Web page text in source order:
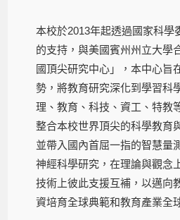
本校於2013年起透過國家科學
的支持，與美國賓州州立大學
國頂尖研究中心」，本中心旨
勢，將教育研究深化到學習科
理、教育、科技、資工、特教
整合本校世界頂尖的科學教育
並帶入國內首屈一指的智慧量
神經科學研究，在理論與觀念
技術上彼此支援互補，以邁向
資培育全球典範和教育產業全